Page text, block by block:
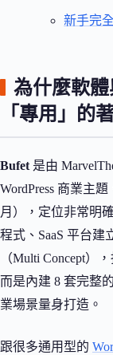
新手完
為什麼軟
「專用」的
Bufet 是由
WordPress 商業主
月），定位非常明
程式、SaaS 平台建
（Multi Concept）
而是內建 8 套完整
業場景量身打造。
跟很多通用型的